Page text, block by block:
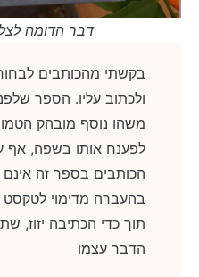
דבר הדומה
בקשתי מהכותבים
ולכתוב עליו. הספר
משהו נוסף מובהק
לפענח אותו בשפה, אף
הכותבים בספר זה אינם
בהעברה מדימוי
תוך כדי הכתיבה יזוז,
הדבר עצמו